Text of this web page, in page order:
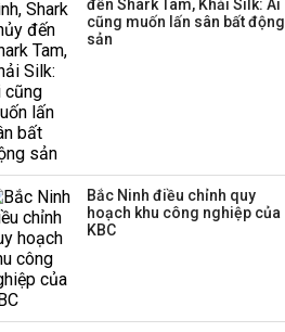
TPBank Biz
đến Shark Tam, Khải Silk: Ai
cũng muốn lấn sân bất động
sản
Bắc Ninh điều chỉnh quy
hoạch khu công nghiệp của
KBC